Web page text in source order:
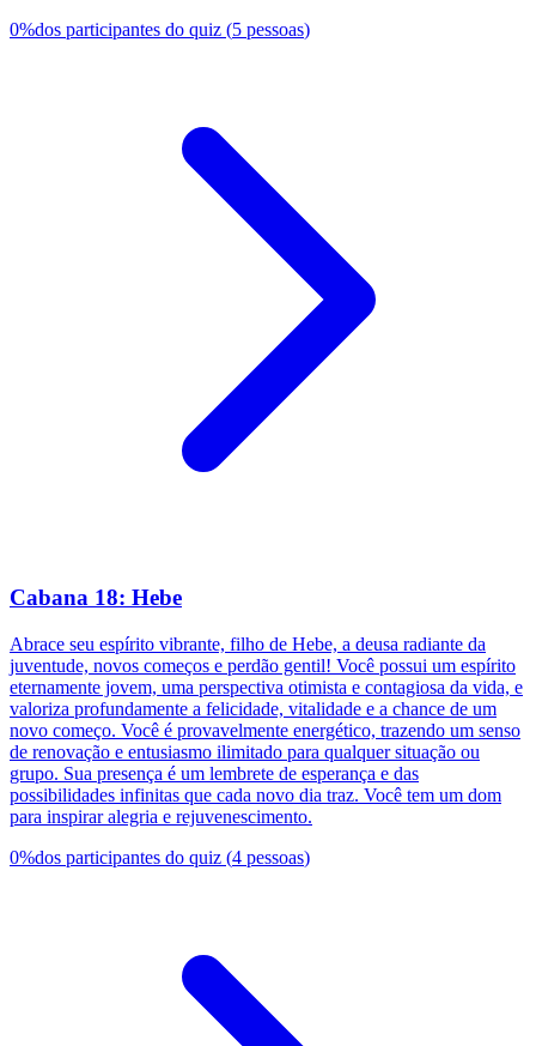
0%dos participantes do quiz (5 pessoas)
Cabana 18: Hebe
Abrace seu espírito vibrante, filho de Hebe, a deusa radiante da
juventude, novos começos e perdão gentil! Você possui um espírito
eternamente jovem, uma perspectiva otimista e contagiosa da vida, e
valoriza profundamente a felicidade, vitalidade e a chance de um
novo começo. Você é provavelmente energético, trazendo um senso
de renovação e entusiasmo ilimitado para qualquer situação ou
grupo. Sua presença é um lembrete de esperança e das
possibilidades infinitas que cada novo dia traz. Você tem um dom
para inspirar alegria e rejuvenescimento.
0%dos participantes do quiz (4 pessoas)